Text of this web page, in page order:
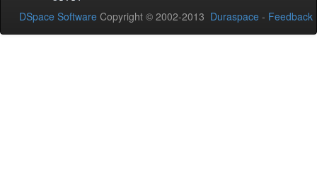
DSpace Software Copyright © 2002-2013 Duraspace - Feedback